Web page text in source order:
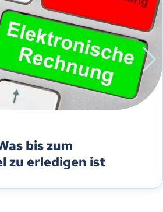
bis zum
zu erledigen ist